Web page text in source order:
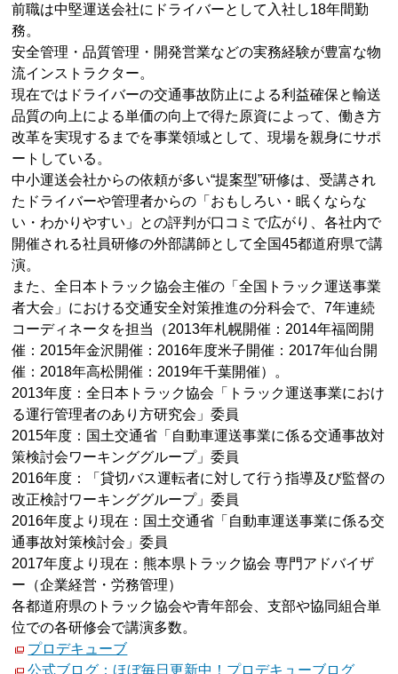
前職は中堅運送会社にドライバーとして入社し18年間勤
務。
安全管理・品質管理・開発営業などの実務経験が豊富な物
流インストラクター。
現在ではドライバーの交通事故防止による利益確保と輸送
品質の向上による単価の向上で得た原資によって、働き方
改革を実現するまでを事業領域として、現場を親身にサポ
ートしている。
中小運送会社からの依頼が多い“提案型”研修は、受講され
たドライバーや管理者からの「おもしろい・眠くならな
い・わかりやすい」との評判が口コミで広がり、各社内で
開催される社員研修の外部講師として全国45都道府県で講
演。
また、全日本トラック協会主催の「全国トラック運送事業
者大会」における交通安全対策推進の分科会で、7年連続
コーディネータを担当（2013年札幌開催：2014年福岡開
催：2015年金沢開催：2016年度米子開催：2017年仙台開
催：2018年高松開催：2019年千葉開催）。
2013年度：全日本トラック協会「トラック運送事業におけ
る運行管理者のあり方研究会」委員
2015年度：国土交通省「自動車運送事業に係る交通事故対
策検討会ワーキンググループ」委員
2016年度：「貸切バス運転者に対して行う指導及び監督の
改正検討ワーキンググループ」委員
2016年度より現在：国土交通省「自動車運送事業に係る交
通事故対策検討会」委員
2017年度より現在：熊本県トラック協会 専門アドバイザ
ー（企業経営・労務管理）
各都道府県のトラック協会や青年部会、支部や協同組合単
位での各研修会で講演多数。
プロデキューブ
公式ブログ：ほぼ毎日更新中！プロデキューブログ